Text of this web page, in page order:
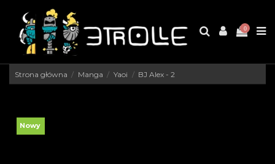
0
Strona główna Manga Yaoi BJ Alex - 2
Nowy